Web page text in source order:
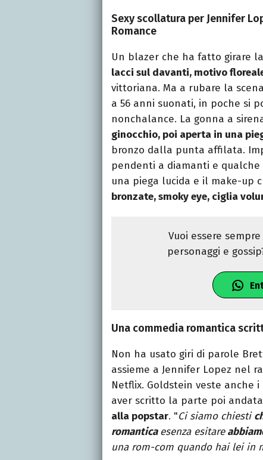
Sexy scollatura per Jennifer
Romance
Un blazer che ha fatto girare
lacci sul davanti, motivo
vittoriana. Ma a rubare la
a 56 anni suonati, in poche si
nonchalance. La gonna a
ginocchio, poi aperta in una
bronzo dalla punta affilata.
pendenti a diamanti e
una piega lucida e il make-up
bronzate, smoky eye, ciglia
Vuoi essere
personaggi e
Una commedia romantica
Non ha usato giri di parole
assieme a Jennifer Lopez nel
Netflix. Goldstein veste anche
aver scritto la parte poi
alla popstar. "Ci siamo chiesti
romanticaesenza esitare
una rom-com quando hai lei in